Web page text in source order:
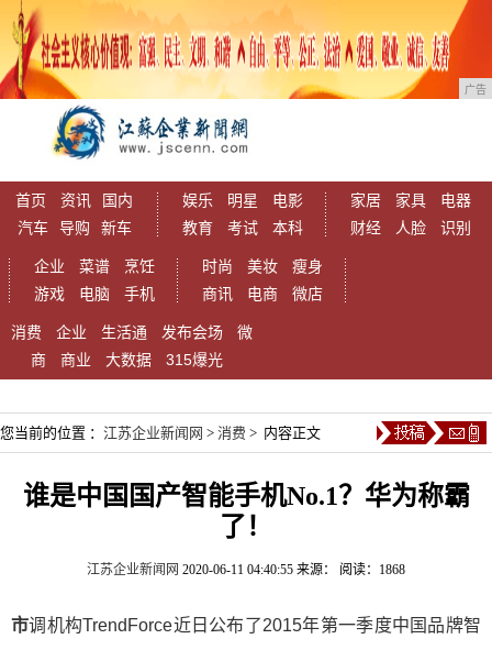
广告
首页 资讯
国内
汽车
导购 新车
娱乐 明星
电影
教育
考试 本科
家居 家具
电器
财经
人脸 识别
企业 菜谱
烹饪
游戏
电脑 手机
时尚 美妆
瘦身
商讯
电商 微店
消费 企业 生活通 发布会场
微
商
商业 大数据 315爆光
您当前的位置 ： 江苏企业新闻网 > 消费 > 内容正文
谁是中国国产智能手机No.1？华为称霸
了！
江苏企业新闻网 2020-06-11 04:40:55 来源： 阅读：1868
市调机构TrendForce近日公布了2015年第一季度中国品牌智